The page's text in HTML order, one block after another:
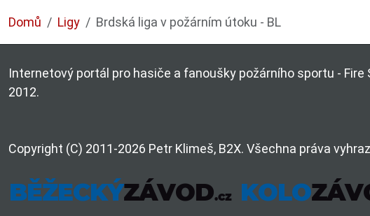
Domů Ligy Brdská liga v požárním útoku - BL
Internetový portál pro hasiče a fanoušky požárního sportu -
2012.
Copyright (C) 2011-2026 Petr Klimeš, B2X. Všechna práva